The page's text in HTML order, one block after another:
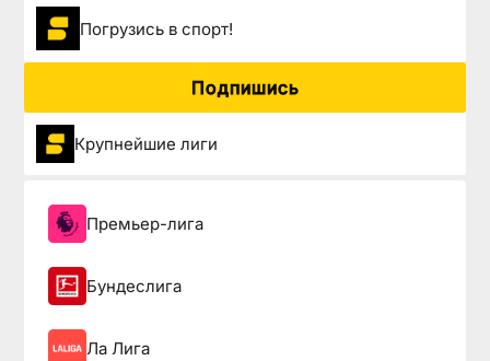
Погрузиcь в спорт!
Подпишись
Крупнейшие лиги
Премьер-лига
Бундеслига
Ла Лига